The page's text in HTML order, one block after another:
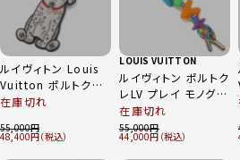
ルイヴィトン Louis
Vuitton ポルトクレ
LV ダルマタ ダルメシ
犬 アニマル M00746
在庫切れ
55,000
48,400
LOUIS VUITTON
ルイヴィトン ポルトク
レLV プレイ モノグラ
ム レジン キーホルダ
ー MP3450 マルチ
カラー
在庫切れ
55,000
44,000